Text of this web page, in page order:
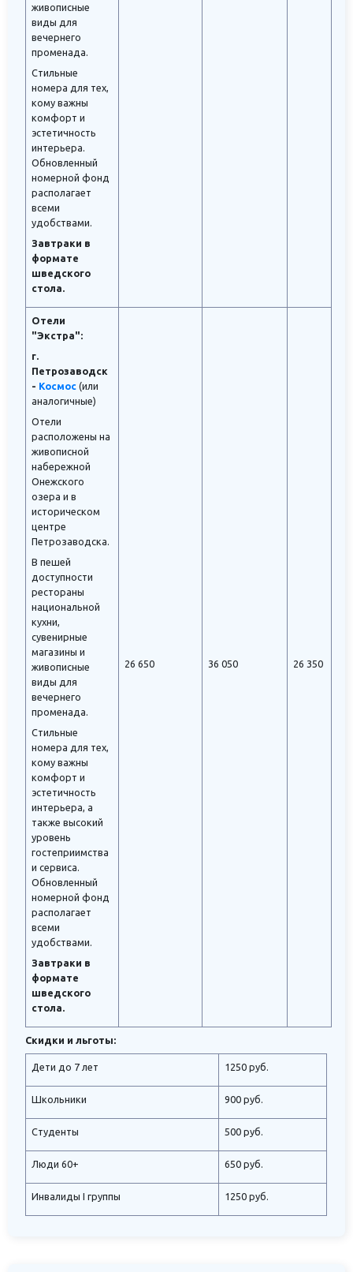
живописные
виды для
вечернего
променада.
Стильные
номера для тех,
кому важны
комфорт и
эстетичность
интерьера.
Обновленный
номерной фонд
располагает
всеми
удобствами.
Завтраки в
формате
шведского
стола.
Отели
"Экстра":
г.
Петрозаводск
- Космос (или
аналогичные)
Отели
расположены на
живописной
набережной
Онежского
озера и в
историческом
центре
Петрозаводска.
В пешей
доступности
рестораны
национальной
кухни,
сувенирные
магазины и
живописные
виды для
вечернего
променада.
Стильные
номера для тех,
кому важны
комфорт и
эстетичность
интерьера, а
также высокий
уровень
гостеприимства
и сервиса.
Обновленный
номерной фонд
располагает
всеми
удобствами.
Завтраки в
формате
шведского
стола.
26 650 36 050 26 350
Скидки и льготы:
Дети до 7 лет 1250 руб.
Школьники 900 руб.
Студенты 500 руб.
Люди 60+ 650 руб.
Инвалиды I группы 1250 руб.